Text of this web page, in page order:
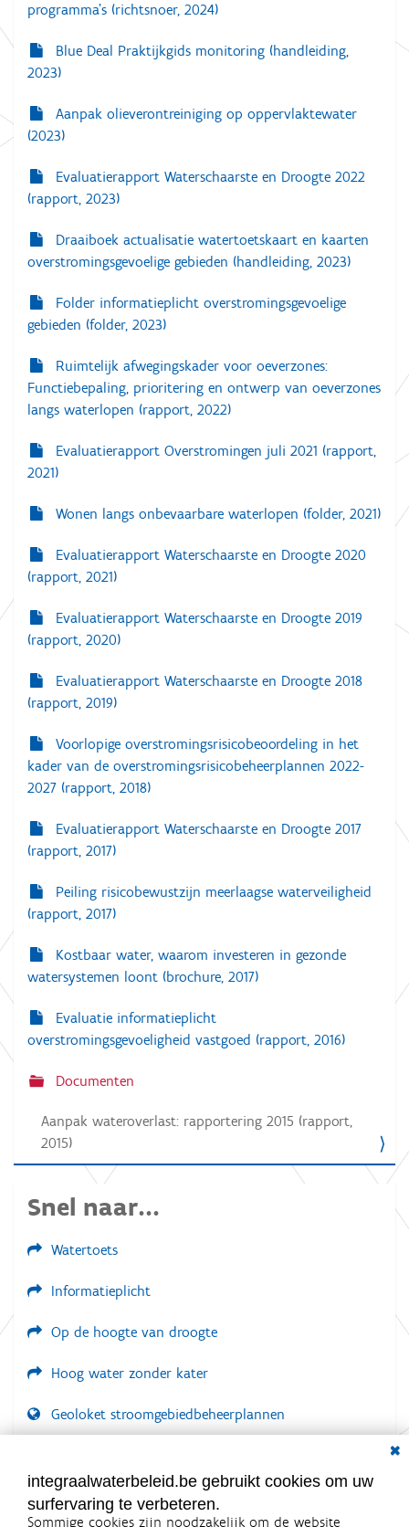
programma’s (richtsnoer, 2024)
Blue Deal Praktijkgids monitoring (handleiding,
2023)
Aanpak olieverontreiniging op oppervlaktewater
(2023)
Evaluatierapport Waterschaarste en Droogte 2022
(rapport, 2023)
Draaiboek actualisatie watertoetskaart en kaarten
overstromingsgevoelige gebieden (handleiding, 2023)
Folder informatieplicht overstromingsgevoelige
gebieden (folder, 2023)
Ruimtelijk afwegingskader voor oeverzones:
Functiebepaling, prioritering en ontwerp van oeverzones
langs waterlopen (rapport, 2022)
Evaluatierapport Overstromingen juli 2021 (rapport,
2021)
Wonen langs onbevaarbare waterlopen (folder, 2021)
Evaluatierapport Waterschaarste en Droogte 2020
(rapport, 2021)
Evaluatierapport Waterschaarste en Droogte 2019
(rapport, 2020)
Evaluatierapport Waterschaarste en Droogte 2018
(rapport, 2019)
Voorlopige overstromingsrisicobeoordeling in het
kader van de overstromingsrisicobeheerplannen 2022-
2027 (rapport, 2018)
Evaluatierapport Waterschaarste en Droogte 2017
(rapport, 2017)
Peiling risicobewustzijn meerlaagse waterveiligheid
(rapport, 2017)
Kostbaar water, waarom investeren in gezonde
watersystemen loont (brochure, 2017)
Evaluatie informatieplicht
overstromingsgevoeligheid vastgoed (rapport, 2016)
Documenten
Aanpak wateroverlast: rapportering 2015 (rapport,
2015)
Snel naar...
Watertoets
Informatieplicht
Op de hoogte van droogte
Hoog water zonder kater
Geoloket stroomgebiedbeheerplannen
LOGIN VEREIST
integraalwaterbeleid.be gebruikt cookies om uw
surfervaring te verbeteren.
Sommige cookies zijn noodzakelijk om de website